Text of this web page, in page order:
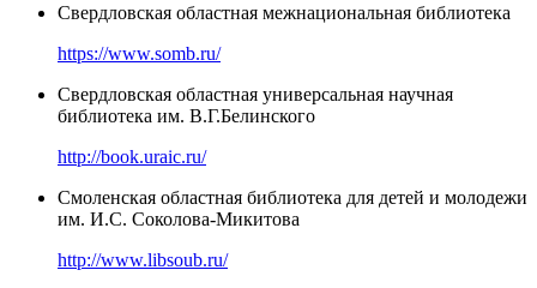
Свердловская областная межнациональная библиотека
https://www.somb.ru/
Свердловская областная универсальная научная
библиотека им. В.Г.Белинского
http://book.uraic.ru/
Смоленская областная библиотека для детей и молодежи
им. И.С. Соколова-Микитова
http://www.libsoub.ru/